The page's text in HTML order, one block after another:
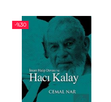
-%30